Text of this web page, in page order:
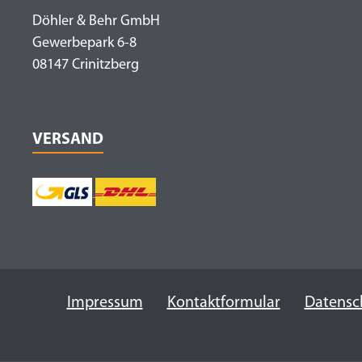
Döhler & Behr GmbH
Gewerbepark 6-8
08147 Crinitzberg
VERSAND
Impressum Kontaktformular